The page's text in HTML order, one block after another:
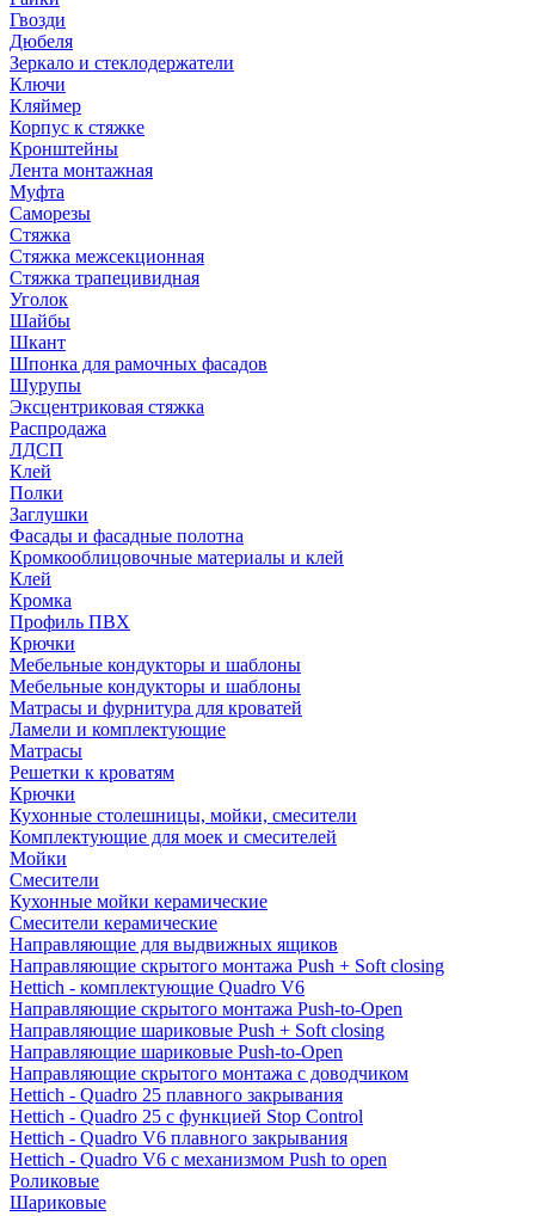
Гвозди
Дюбеля
Зеркало и стеклодержатели
Ключи
Кляймер
Корпус к стяжке
Кронштейны
Лента монтажная
Муфта
Саморезы
Стяжка
Стяжка межсекционная
Стяжка трапецивидная
Уголок
Шайбы
Шкант
Шпонка для рамочных фасадов
Шурупы
Эксцентриковая стяжка
Распродажа
ЛДСП
Клей
Полки
Заглушки
Фасады и фасадные полотна
Кромкооблицовочные материалы и клей
Клей
Кромка
Профиль ПВХ
Крючки
Мебельные кондукторы и шаблоны
Мебельные кондукторы и шаблоны
Матрасы и фурнитура для кроватей
Ламели и комплектующие
Матрасы
Решетки к кроватям
Крючки
Кухонные столешницы, мойки, смесители
Комплектующие для моек и смесителей
Мойки
Смесители
Кухонные мойки керамические
Смесители керамические
Направляющие для выдвижных ящиков
Направляющие скрытого монтажа Push + Soft closing
Hettich - комплектующие Quadro V6
Направляющие скрытого монтажа Push-to-Open
Направляющие шариковые Push + Soft closing
Направляющие шариковые Push-to-Open
Направляющие скрытого монтажа с доводчиком
Hettich - Quadro 25 плавного закрывания
Hettich - Quadro 25 с функцией Stop Control
Hettich - Quadro V6 плавного закрывания
Hettich - Quadro V6 с механизмом Push to open
Роликовые
Шариковые